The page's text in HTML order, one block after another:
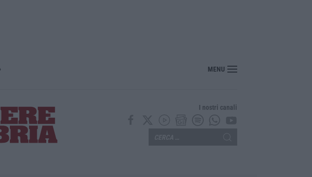
Un museo senza barriere: il MArRC si rinnova nel segno dell’accessibilità e dell’inclusione
MENU
I nostri canali